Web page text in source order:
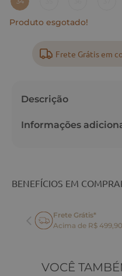
Produto esgotado!
Frete Grátis em
Descrição
Informações
BENEFÍCIOS EM
Frete Grátis*
Acima de R$ 499,90
VOCÊ